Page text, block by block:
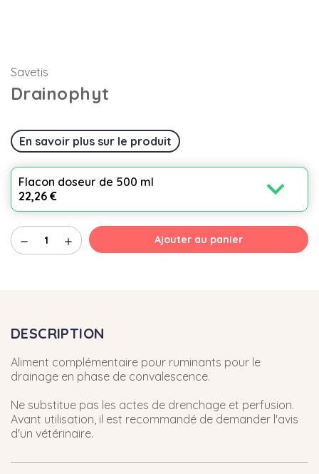
Savetis
Drainophyt
En savoir plus sur le produit
Flacon doseur de 500 ml
22,26 €
expand_more
remove add Ajouter au panier
DESCRIPTION
Aliment complémentaire pour ruminants pour le
drainage en phase de convalescence.
Ne substitue pas les actes de drenchage et perfusion.
Avant utilisation, il est recommandé de demander l'avis
d'un vétérinaire.